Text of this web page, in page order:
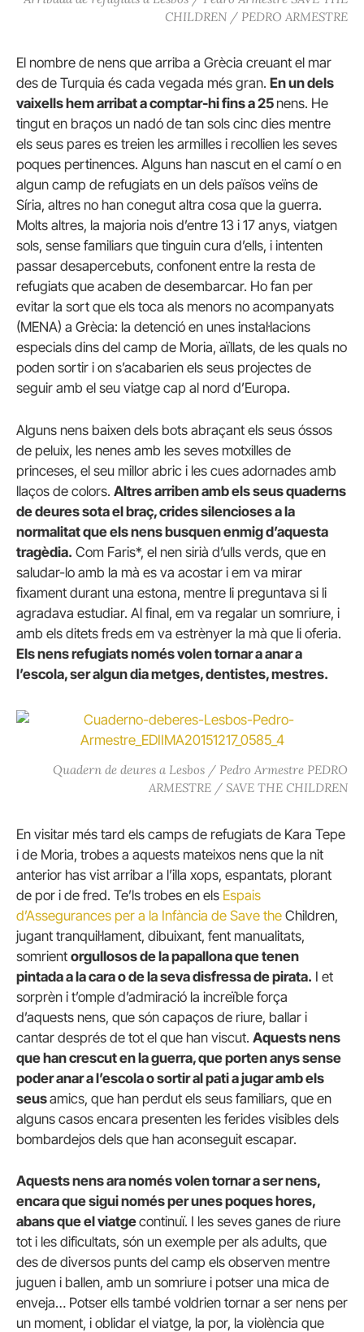
CHILDREN / PEDRO ARMESTRE
El nombre de nens que arriba a Grècia creuant el mar
des de Turquia és cada vegada més gran. En un dels
vaixells hem arribat a comptar-hi fins a 25 nens. He
tingut en braços un nadó de tan sols cinc dies mentre
els seus pares es treien les armilles i recollien les seves
poques pertinences. Alguns han nascut en el camí o en
algun camp de refugiats en un dels països veïns de
Síria, altres no han conegut altra cosa que la guerra.
Molts altres, la majoria nois d’entre 13 i 17 anys, viatgen
sols, sense familiars que tinguin cura d’ells, i intenten
passar desapercebuts, confonent entre la resta de
refugiats que acaben de desembarcar. Ho fan per
evitar la sort que els toca als menors no acompanyats
(MENA) a Grècia: la detenció en unes instal·lacions
especials dins del camp de Moria, aïllats, de les quals no
poden sortir i on s’acabarien els seus projectes de
seguir amb el seu viatge cap al nord d’Europa.
Alguns nens baixen dels bots abraçant els seus óssos
de peluix, les nenes amb les seves motxilles de
princeses, el seu millor abric i les cues adornades amb
llaços de colors. Altres arriben amb els seus quaderns
de deures sota el braç, crides silencioses a la
normalitat que els nens busquen enmig d’aquesta
tragèdia. Com Faris*, el nen sirià d’ulls verds, que en
saludar-lo amb la mà es va acostar i em va mirar
fixament durant una estona, mentre li preguntava si li
agradava estudiar. Al final, em va regalar un somriure, i
amb els ditets freds em va estrènyer la mà que li oferia.
Els nens refugiats només volen tornar a anar a
l’escola, ser algun dia metges, dentistes, mestres.
Quadern de deures a Lesbos / Pedro Armestre PEDRO
ARMESTRE / SAVE THE CHILDREN
En visitar més tard els camps de refugiats de Kara Tepe
i de Moria, trobes a aquests mateixos nens que la nit
anterior has vist arribar a l’illa xops, espantats, plorant
de por i de fred. Te’ls trobes en els Espais
d’Assegurances per a la Infància de Save the Children,
jugant tranquil·lament, dibuixant, fent manualitats,
somrient orgullosos de la papallona que tenen
pintada a la cara o de la seva disfressa de pirata. I et
sorprèn i t’omple d’admiració la increïble força
d’aquests nens, que són capaços de riure, ballar i
cantar després de tot el que han viscut. Aquests nens
que han crescut en la guerra, que porten anys sense
poder anar a l’escola o sortir al pati a jugar amb els
seusamics, que han perdut els seus familiars, que en
alguns casos encara presenten les ferides visibles dels
bombardejos dels que han aconseguit escapar.
Aquests nens ara només volen tornar a ser nens,
encara que sigui només per unes poques hores,
abans que el viatgecontinuï. I les seves ganes de riure
tot i les dificultats, són un exemple per als adults, que
des de diversos punts del camp els observen mentre
juguen i ballen, amb un somriure i potser una mica de
enveja… Potser ells també voldrien tornar a ser nens per
un moment, i oblidar el viatge, la por, la violència que